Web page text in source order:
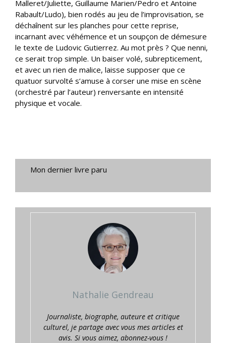
Malleret/Juliette, Guillaume Marien/Pedro et Antoine
Rabault/Ludo), bien rodés au jeu de l’improvisation, se
déchaînent sur les planches pour cette reprise,
incarnant avec véhémence et un soupçon de démesure
le texte de Ludovic Gutierrez. Au mot près ? Que nenni,
ce serait trop simple. Un baiser volé, subrepticement,
et avec un rien de malice, laisse supposer que ce
quatuor survolté s’amuse à corser une mise en scène
(orchestré par l’auteur) renversante en intensité
physique et vocale.
Mon dernier livre paru
Nathalie Gendreau
Journaliste, biographe, auteure et critique
culturel, je partage avec vous mes articles et
avis. Si vous aimez, abonnez-vous !